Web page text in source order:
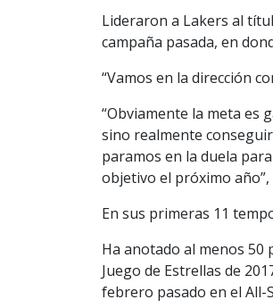
Lideraron a Lakers al
campaña pasada, en
“Vamos en la dirección
“Obviamente la meta es
sino realmente
paramos en la duela
objetivo el próximo año”,
En sus primeras 11
Ha anotado al menos 50
Juego de Estrellas de
febrero pasado en el All-